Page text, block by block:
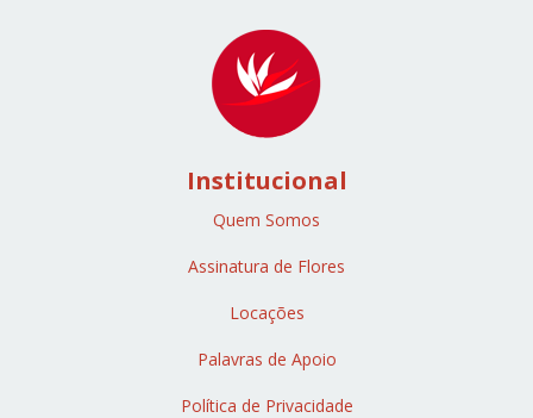
Institucional
Quem Somos
Assinatura de Flores
Locações
Palavras de Apoio
Política de Privacidade